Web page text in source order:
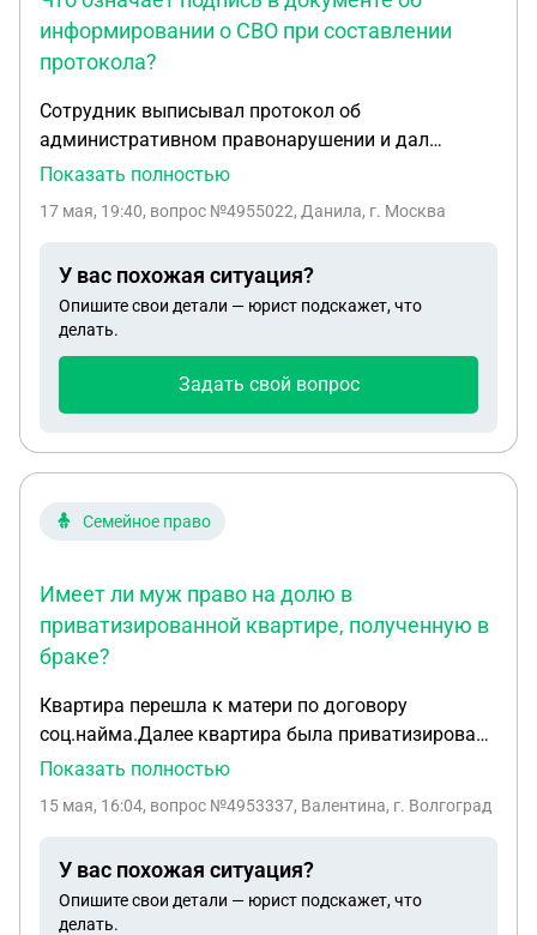
информировании о СВО при составлении
протокола?
Сотрудник выписывал протокол об
административном правонарушении и дал
бумажку о том, что он проинформировал меня о
то , сейчас задумался. Что я подписал и имею ли
этой бумаги?
Показать полностью
17 мая, 19:40, вопрос №4955022, Данила, г. Москва
У вас похожая ситуация?
Опишите свои детали — юрист подскажет, что
делать.
Задать свой вопрос
Семейное право
Имеет ли муж право на долю в
приватизированной квартире, полученную в
браке?
Квартира перешла к матери по договору
соц.найма.Далее квартира была приватизирована
на 4 человек (каждому по равной части). Я дочь,
получила в браке. Вопрос: подскажите, имеет ли
квартире?
Показать полностью
15 мая, 16:04, вопрос №4953337, Валентина, г. Волгоград
У вас похожая ситуация?
Опишите свои детали — юрист подскажет, что
делать.